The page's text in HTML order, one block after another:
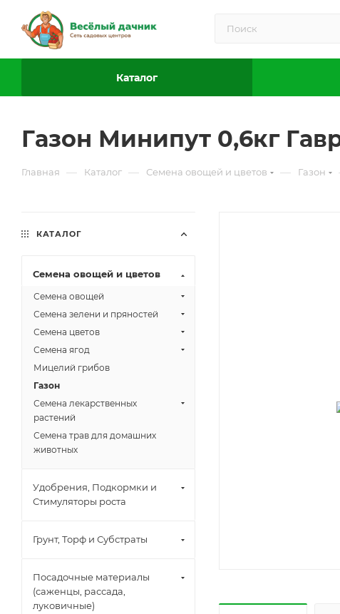
Каталог
Газон Минипут 0,6кг
Главная — Каталог — Семена овощей и цветов — Газон
КАТАЛОГ
Семена овощей и цветов
Семена овощей
Семена зелени и пряностей
Семена цветов
Семена ягод
Мицелий грибов
Газон
Семена лекарственных
растений
Семена трав для домашних
животных
Удобрения, Подкормки и
Стимуляторы роста
Грунт, Торф и Субстраты
Посадочные материалы
(саженцы, рассада,
луковичные)